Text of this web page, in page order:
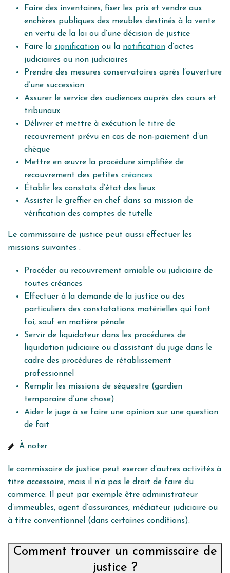
Faire des inventaires, fixer les prix et vendre aux
enchères publiques des meubles destinés à la vente
en vertu de la loi ou d’une décision de justice
Faire la signification ou la notification d’actes
judiciaires ou non judiciaires
Prendre des mesures conservatoires après l’ouverture
d’une succession
Assurer le service des audiences auprès des cours et
tribunaux
Délivrer et mettre à exécution le titre de
recouvrement prévu en cas de non-paiement d’un
chèque
Mettre en œuvre la procédure simplifiée de
recouvrement des petites créances
Établir les constats d’état des lieux
Assister le greffier en chef dans sa mission de
vérification des comptes de tutelle
Le commissaire de justice peut aussi effectuer les
missions suivantes :
Procéder au recouvrement amiable ou judiciaire de
toutes créances
Effectuer à la demande de la justice ou des
particuliers des constatations matérielles qui font
foi, sauf en matière pénale
Servir de liquidateur dans les procédures de
liquidation judiciaire ou d’assistant du juge dans le
cadre des procédures de rétablissement
professionnel
Remplir les missions de séquestre (gardien
temporaire d’une chose)
Aider le juge à se faire une opinion sur une question
de fait
À noter
le commissaire de justice peut exercer d’autres activités à
titre accessoire, mais il n’a pas le droit de faire du
commerce. Il peut par exemple être administrateur
d’immeubles, agent d’assurances, médiateur judiciaire ou
à titre conventionnel (dans certaines conditions).
Comment trouver un commissaire de
justice ?